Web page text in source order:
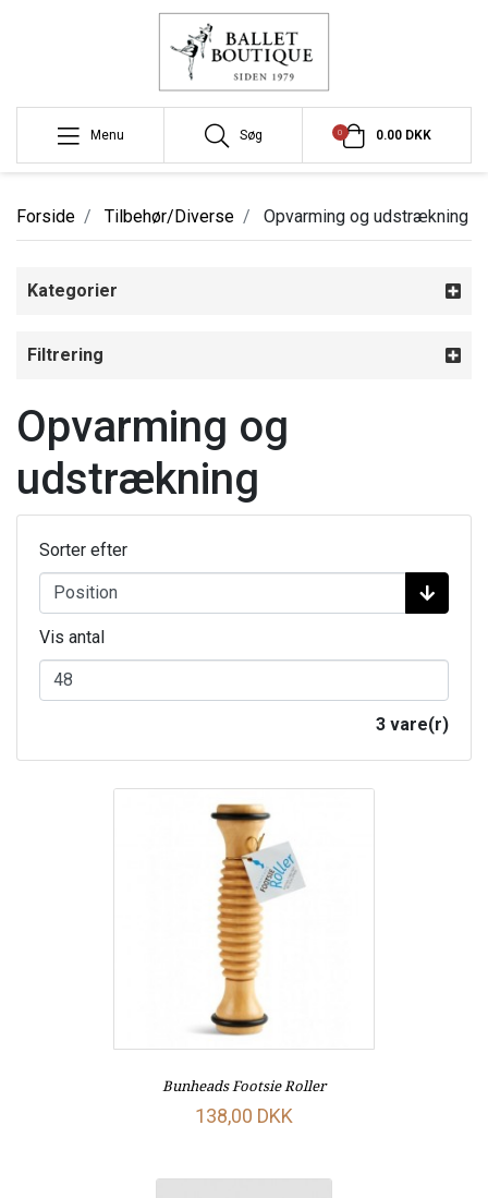
Menu Søg 0 0.00 DKK
Forside Tilbehør/Diverse Opvarming og udstrækning
Kategorier
Filtrering
Opvarming og
udstrækning
Sorter efter
Vis antal
3 vare(r)
Bunheads Footsie Roller
138,00 DKK